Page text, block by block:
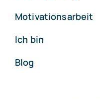
Motivationsarbeit
Ich bin
Blog